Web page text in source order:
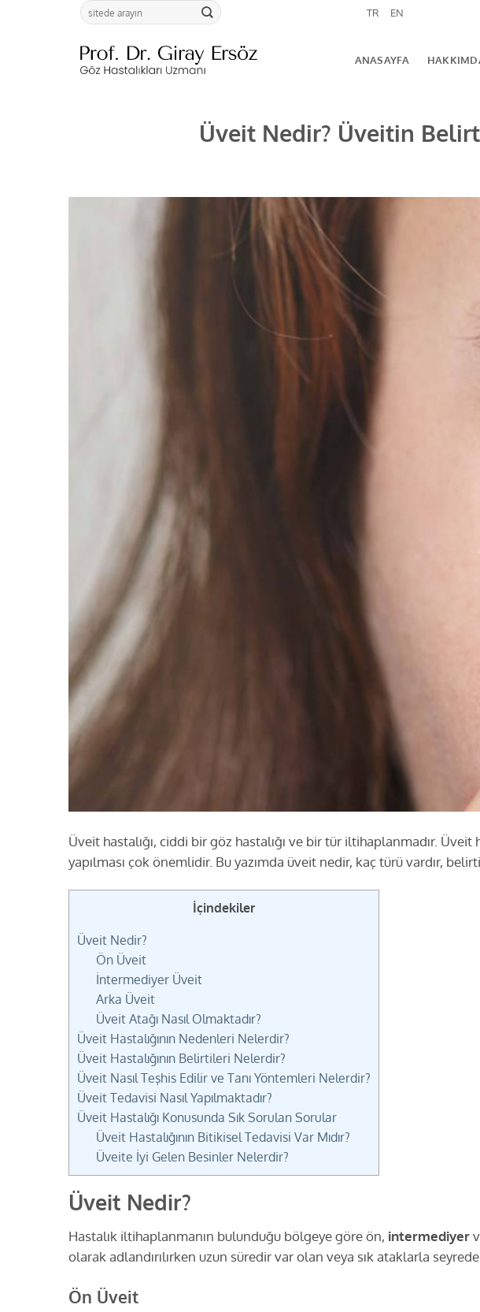
TR EN
ANASAYFA
Üveit Nedir? Üveitin
Üveit hastalığı, ciddi bir göz hastalığı ve bir tür iltihaplanmadır.
yapılması çok önemlidir. Bu yazımda üveit nedir, kaç türü vardır,
İçindekiler
Üveit Nedir?
Ön Üveit
İntermediyer Üveit
Arka Üveit
Üveit Atağı Nasıl Olmaktadır?
Üveit Hastalığının Nedenleri Nelerdir?
Üveit Hastalığının Belirtileri Nelerdir?
Üveit Nasıl Teşhis Edilir ve Tanı Yöntemleri Nelerdir?
Üveit Tedavisi Nasıl Yapılmaktadır?
Üveit Hastalığı Konusunda Sık Sorulan Sorular
Üveit Hastalığının Bitikisel Tedavisi Var Mıdır?
Üveite İyi Gelen Besinler Nelerdir?
Üveit Nedir?
Hastalık iltihaplanmanın bulunduğu bölgeye göre ön, intermediyer
olarak adlandırılırken uzun süredir var olan veya sık ataklarla
Ön Üveit